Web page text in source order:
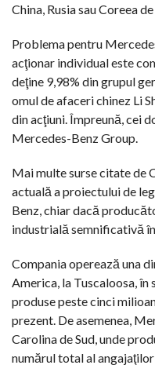
China, Rusia sau Coreea
Problema pentru
acţionar individual este
deţine 9,98% din grupul
omul de afaceri chinez Li
din acţiuni. Împreună, cei
Mercedes-Benz Group.
Mai multe surse citate de
actuală a proiectului de
Benz, chiar dacă
industrială semnificativă
Compania operează una
America, la Tuscaloosa,
produse peste cinci
prezent. De asemenea,
Carolina de Sud, unde
numărul total al